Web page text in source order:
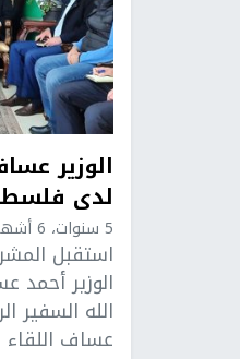
الوزير
لدى
5 سنوات، 6 أشهر ago
استقبل
الوزير أحمد
الله السفير
عساف اللقاء